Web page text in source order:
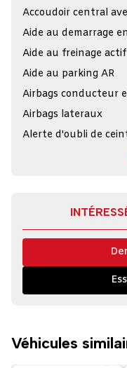
Accoudoir central
Aide au demarrage
Aide au freinage
Aide au parking AR
Airbags conducteur
Airbags lateraux
Alerte d'oubli de
Véhicules